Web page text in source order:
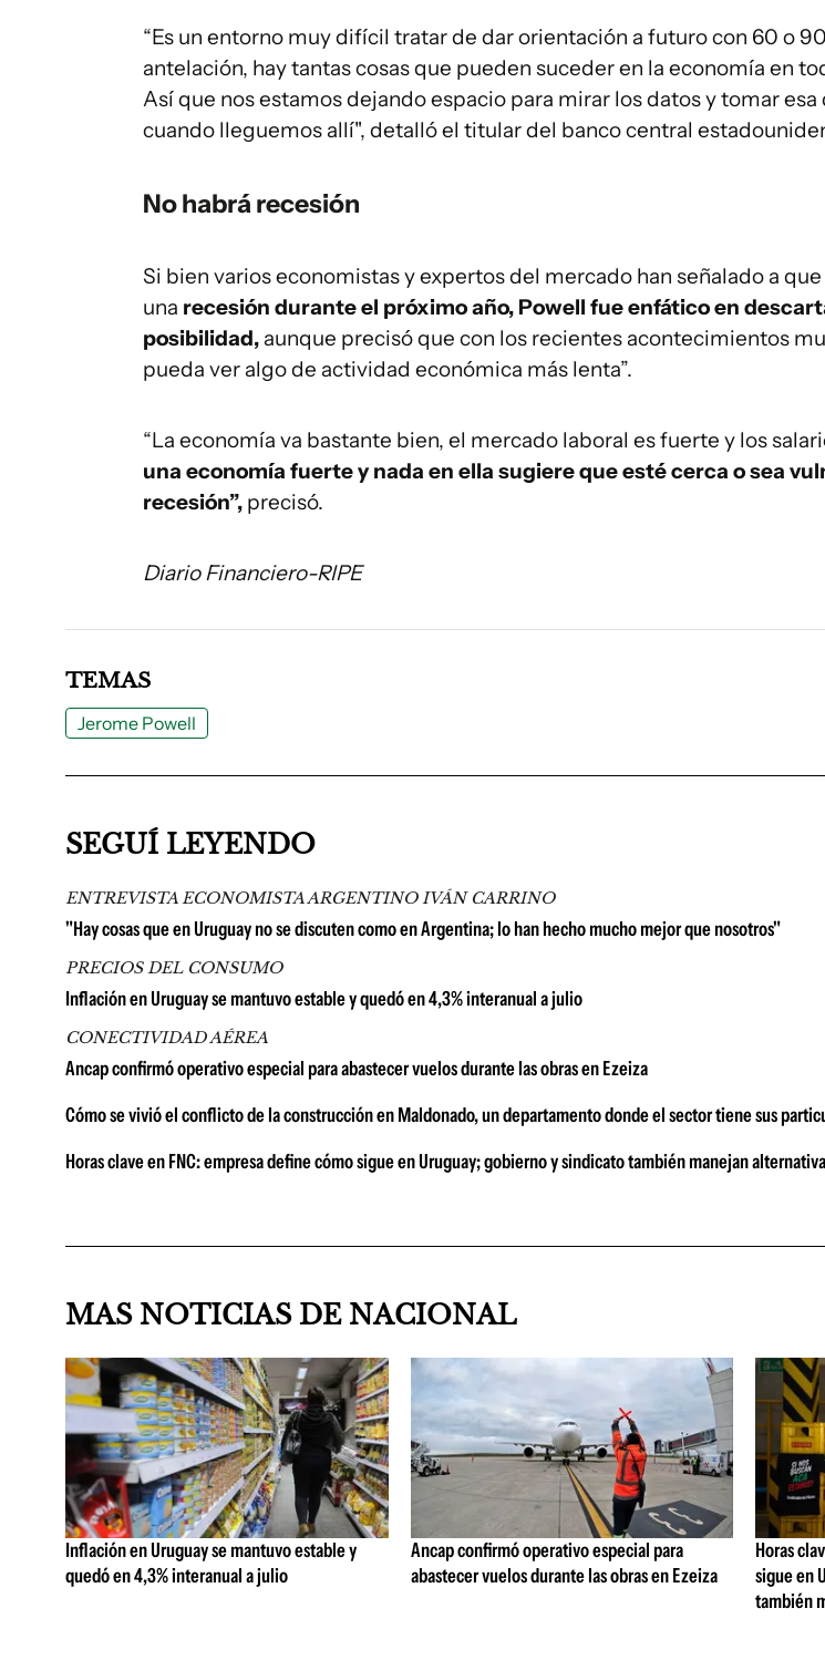
“Es un entorno muy difícil tratar de dar orientación a futuro con 60 o
antelación, hay tantas cosas que pueden suceder en la economía en
Así que nos estamos dejando espacio para mirar los datos y tomar esa
cuando lleguemos allí", detalló el titular del banco central
No habrá recesión
Si bien varios economistas y expertos del mercado han señalado a
una recesión durante el próximo año, Powell fue enfático en
posibilidad, aunque precisó que con los recientes acontecimientos
pueda ver algo de actividad económica más lenta”.
“La economía va bastante bien, el mercado laboral es fuerte y los
una economía fuerte y nada en ella sugiere que esté cerca o sea
recesión”, precisó.
Diario Financiero-RIPE
TEMAS
Jerome Powell
SEGUÍ LEYENDO
ENTREVISTA ECONOMISTA ARGENTINO IVÁN CARRINO
"Hay cosas que en Uruguay no se discuten como en Argentina; lo han hecho mucho mejor que nosotros"
PRECIOS DEL CONSUMO
Inflación en Uruguay se mantuvo estable y quedó en 4,3% interanual a julio
CONECTIVIDAD AÉREA
Ancap confirmó operativo especial para abastecer vuelos durante las obras en Ezeiza
Cómo se vivió el conflicto de la construcción en Maldonado, un departamento donde el sector tiene sus
Horas clave en FNC: empresa define cómo sigue en Uruguay; gobierno y sindicato también manejan
MAS NOTICIAS DE NACIONAL
Inflación en Uruguay se mantuvo estable y
quedó en 4,3% interanual a julio
Ancap confirmó operativo especial para
abastecer vuelos durante las obras en Ezeiza
Horas
sigue en
también